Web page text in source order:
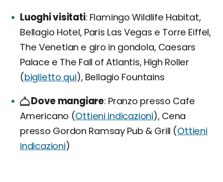
Luoghi visitati Flamingo Wildlife Habitat,
Bellagio Hotel, Paris Las Vegas e Torre Eiffel,
The Venetian e giro in gondola, Caesars
Palace e The Fall of Atlantis, High Roller
(biglietto qui), Bellagio Fountains
Dove mangiare Pranzo presso Cafe
Americano (Ottieni indicazioni), Cena
presso Gordon Ramsay Pub & Grill (Ottieni
indicazioni)